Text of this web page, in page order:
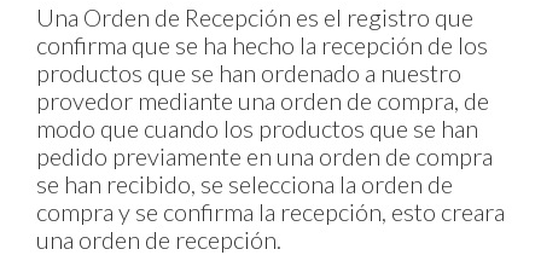
Una Orden de Recepción es el registro que
confirma que se ha hecho la recepción de los
productos que se han ordenado a nuestro
provedor mediante una orden de compra, de
modo que cuando los productos que se han
pedido previamente en una orden de compra
se han recibido, se selecciona la orden de
compra y se confirma la recepción, esto creara
una orden de recepción.